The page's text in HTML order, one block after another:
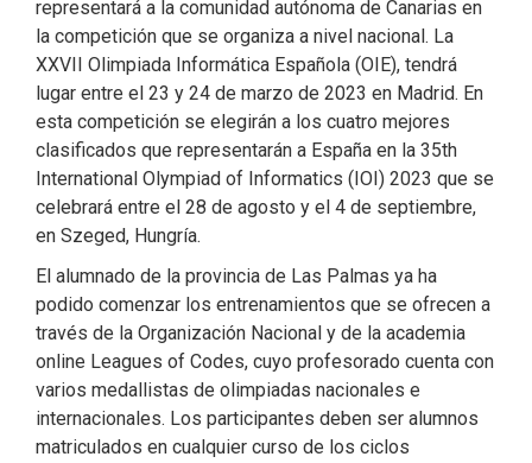
representará a la comunidad autónoma de Canarias en
la competición que se organiza a nivel nacional. La
XXVII Olimpiada Informática Española (OIE), tendrá
lugar entre el 23 y 24 de marzo de 2023 en Madrid. En
esta competición se elegirán a los cuatro mejores
clasificados que representarán a España en la 35th
International Olympiad of Informatics (IOI) 2023 que se
celebrará entre el 28 de agosto y el 4 de septiembre,
en Szeged, Hungría.
El alumnado de la provincia de Las Palmas ya ha
podido comenzar los entrenamientos que se ofrecen a
través de la Organización Nacional y de la academia
online Leagues of Codes, cuyo profesorado cuenta con
varios medallistas de olimpiadas nacionales e
internacionales. Los participantes deben ser alumnos
matriculados en cualquier curso de los ciclos